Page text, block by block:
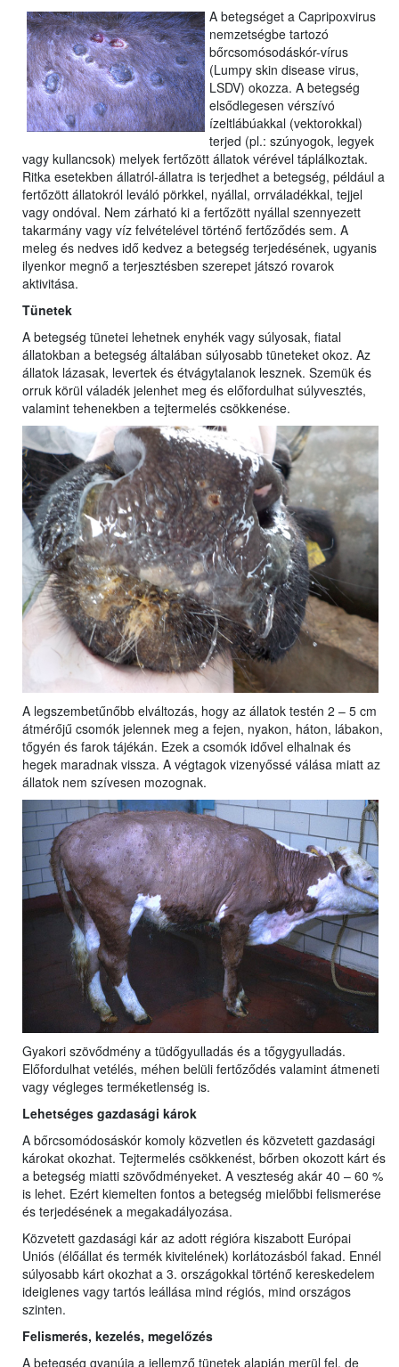
A betegséget a Capripoxvirus
nemzetségbe tartozó
bőrcsomósodáskór-vírus
(Lumpy skin disease virus,
LSDV) okozza. A betegség
elsődlegesen vérszívó
ízeltlábúakkal (vektorokkal)
terjed (pl.: szúnyogok, legyek
vagy kullancsok) melyek fertőzött állatok vérével táplálkoztak.
Ritka esetekben állatról-állatra is terjedhet a betegség, például a
fertőzött állatokról leváló pörkkel, nyállal, orrváladékkal, tejjel
vagy ondóval. Nem zárható ki a fertőzött nyállal szennyezett
takarmány vagy víz felvételével történő fertőződés sem. A
meleg és nedves idő kedvez a betegség terjedésének, ugyanis
ilyenkor megnő a terjesztésben szerepet játszó rovarok
aktivitása.
Tünetek
A betegség tünetei lehetnek enyhék vagy súlyosak, fiatal
állatokban a betegség általában súlyosabb tüneteket okoz. Az
állatok lázasak, levertek és étvágytalanok lesznek. Szemük és
orruk körül váladék jelenhet meg és előfordulhat súlyvesztés,
valamint tehenekben a tejtermelés csökkenése.
A legszembetűnőbb elváltozás, hogy az állatok testén 2 – 5 cm
átmérőjű csomók jelennek meg a fejen, nyakon, háton, lábakon,
tőgyén és farok tájékán. Ezek a csomók idővel elhalnak és
hegek maradnak vissza. A végtagok vizenyőssé válása miatt az
állatok nem szívesen mozognak.
Gyakori szövődmény a tüdőgyulladás és a tőgygyulladás.
Előfordulhat vetélés, méhen belüli fertőződés valamint átmeneti
vagy végleges terméketlenség is.
Lehetséges gazdasági károk
A bőrcsomódosáskór komoly közvetlen és közvetett gazdasági
károkat okozhat. Tejtermelés csökkenést, bőrben okozott kárt és
a betegség miatti szövődményeket. A veszteség akár 40 – 60 %
is lehet. Ezért kiemelten fontos a betegség mielőbbi felismerése
és terjedésének a megakadályozása.
Közvetett gazdasági kár az adott régióra kiszabott Európai
Uniós (élőállat és termék kivitelének) korlátozásból fakad. Ennél
súlyosabb kárt okozhat a 3. országokkal történő kereskedelem
ideiglenes vagy tartós leállása mind régiós, mind országos
szinten.
Felismerés, kezelés, megelőzés
A betegség gyanúja a jellemző tünetek alapján merül fel, de